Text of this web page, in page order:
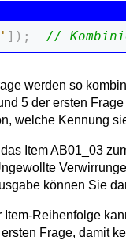
] ) ; //
werden so
5 der ersten
welche Kennung
Item AB01_03
können Sie
Reihenfolge
Frage, damit